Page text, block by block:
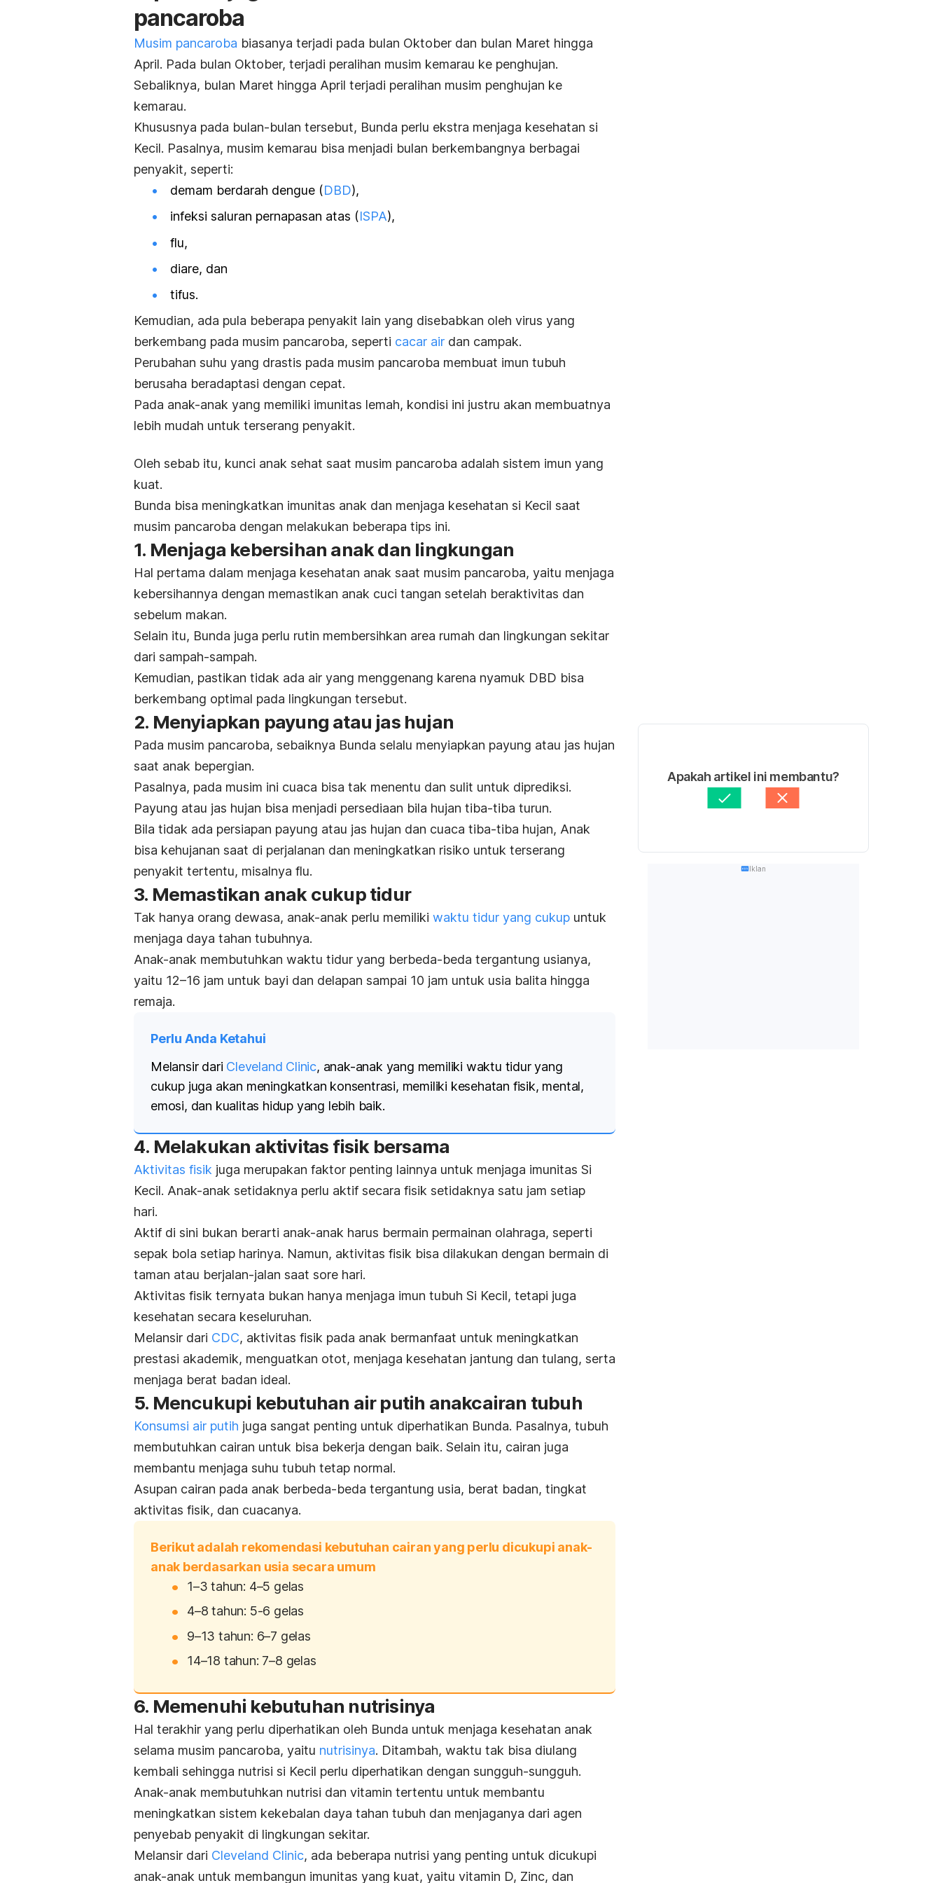
pancaroba
Musim pancaroba biasanya terjadi pada bulan Oktober dan bulan Maret hingga
April. Pada bulan Oktober, terjadi peralihan musim kemarau ke penghujan.
Sebaliknya, bulan Maret hingga April terjadi peralihan musim penghujan ke
kemarau.
Khususnya pada bulan-bulan tersebut, Bunda perlu ekstra menjaga kesehatan si
Kecil. Pasalnya, musim kemarau bisa menjadi bulan berkembangnya berbagai
penyakit, seperti:
demam berdarah dengue (DBD),
infeksi saluran pernapasan atas (ISPA),
flu,
diare, dan
tifus.
Kemudian, ada pula beberapa penyakit lain yang disebabkan oleh virus yang
berkembang pada musim pancaroba, seperti cacar air dan campak.
Perubahan suhu yang drastis pada musim pancaroba membuat imun tubuh
berusaha beradaptasi dengan cepat.
Pada anak-anak yang memiliki imunitas lemah, kondisi ini justru akan membuatnya
lebih mudah untuk terserang penyakit.
Oleh sebab itu, kunci anak sehat saat musim pancaroba adalah sistem imun yang
kuat.
Bunda bisa meningkatkan imunitas anak dan menjaga kesehatan si Kecil saat
musim pancaroba dengan melakukan beberapa tips ini.
1. Menjaga kebersihan anak dan lingkungan
Hal pertama dalam menjaga kesehatan anak saat musim pancaroba, yaitu menjaga
kebersihannya dengan memastikan anak cuci tangan setelah beraktivitas dan
sebelum makan.
Selain itu, Bunda juga perlu rutin membersihkan area rumah dan lingkungan sekitar
dari sampah-sampah.
Kemudian, pastikan tidak ada air yang menggenang karena nyamuk DBD bisa
berkembang optimal pada lingkungan tersebut.
2. Menyiapkan payung atau jas hujan
Pada musim pancaroba, sebaiknya Bunda selalu menyiapkan payung atau jas hujan
saat anak bepergian.
Pasalnya, pada musim ini cuaca bisa tak menentu dan sulit untuk diprediksi.
Payung atau jas hujan bisa menjadi persediaan bila hujan tiba-tiba turun.
Bila tidak ada persiapan payung atau jas hujan dan cuaca tiba-tiba hujan, Anak
bisa kehujanan saat di perjalanan dan meningkatkan risiko untuk terserang
penyakit tertentu, misalnya flu.
3. Memastikan anak cukup tidur
Tak hanya orang dewasa, anak-anak perlu memiliki waktu tidur yang cukup untuk
menjaga daya tahan tubuhnya.
Anak-anak membutuhkan waktu tidur yang berbeda-beda tergantung usianya,
yaitu 12–16 jam untuk bayi dan delapan sampai 10 jam untuk usia balita hingga
remaja.
Perlu Anda Ketahui
Melansir dari Cleveland Clinic, anak-anak yang memiliki waktu tidur yang
cukup juga akan meningkatkan konsentrasi, memiliki kesehatan fisik, mental,
emosi, dan kualitas hidup yang lebih baik.
4. Melakukan aktivitas fisik bersama
Aktivitas fisik juga merupakan faktor penting lainnya untuk menjaga imunitas Si
Kecil. Anak-anak setidaknya perlu aktif secara fisik setidaknya satu jam setiap
hari.
Aktif di sini bukan berarti anak-anak harus bermain permainan olahraga, seperti
sepak bola setiap harinya. Namun, aktivitas fisik bisa dilakukan dengan bermain di
taman atau berjalan-jalan saat sore hari.
Aktivitas fisik ternyata bukan hanya menjaga imun tubuh Si Kecil, tetapi juga
kesehatan secara keseluruhan.
Melansir dari CDC, aktivitas fisik pada anak bermanfaat untuk meningkatkan
prestasi akademik, menguatkan otot, menjaga kesehatan jantung dan tulang, serta
menjaga berat badan ideal.
5. Mencukupi kebutuhan air putih anakcairan tubuh
Konsumsi air putih juga sangat penting untuk diperhatikan Bunda. Pasalnya, tubuh
membutuhkan cairan untuk bisa bekerja dengan baik. Selain itu, cairan juga
membantu menjaga suhu tubuh tetap normal.
Asupan cairan pada anak berbeda-beda tergantung usia, berat badan, tingkat
aktivitas fisik, dan cuacanya.
Berikut adalah rekomendasi kebutuhan cairan yang perlu dicukupi anak-
anak berdasarkan usia secara umum
1–3 tahun: 4–5 gelas
4–8 tahun: 5-6 gelas
9–13 tahun: 6–7 gelas
14–18 tahun: 7–8 gelas
6. Memenuhi kebutuhan nutrisinya
Hal terakhir yang perlu diperhatikan oleh Bunda untuk menjaga kesehatan anak
selama musim pancaroba, yaitu nutrisinya. Ditambah, waktu tak bisa diulang
kembali sehingga nutrisi si Kecil perlu diperhatikan dengan sungguh-sungguh.
Anak-anak membutuhkan nutrisi dan vitamin tertentu untuk membantu
meningkatkan sistem kekebalan daya tahan tubuh dan menjaganya dari agen
penyebab penyakit di lingkungan sekitar.
Melansir dari Cleveland Clinic, ada beberapa nutrisi yang penting untuk dicukupi
anak-anak untuk membangun imunitas yang kuat, yaitu vitamin D, Zinc, dan
Apakah artikel ini membantu?
Iklan